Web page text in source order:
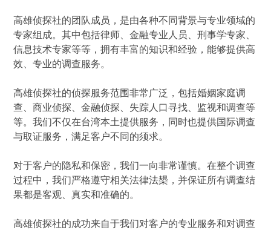
高雄侦探社的团队成员，是由各种不同背景与专业领域的
专家组成。其中包括律师、金融专业人员、刑事学专家、
信息技术专家等等，拥有丰富的知识和经验，能够提供高
效、专业的调查服务。
高雄侦探社的侦探服务范围非常广泛，包括婚姻家庭调
查、商业侦探、金融侦探、失踪人口寻找、监视和调查等
等。我们不仅在台湾本土提供服务，同时也提供国际调查
与取证服务，满足客户不同的须求。
对于客户的隐私和保密，我们一向非常谨慎。在整个调查
过程中，我们严格遵守相关法律法槼，并保证所有调查结
果都是客观、真实和准确的。
高雄侦探社的成功来自于我们对客户的专业服务和对调查